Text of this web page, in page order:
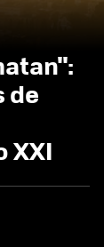
de
XXI